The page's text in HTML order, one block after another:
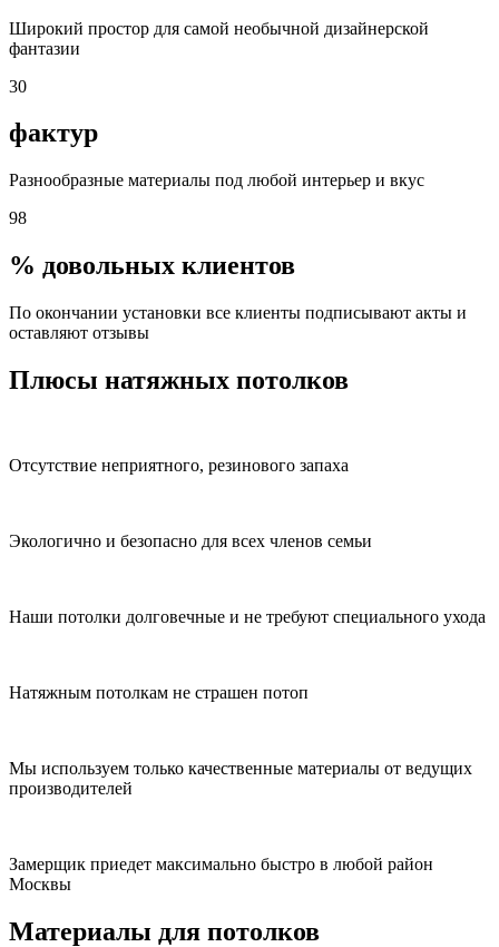
Широкий простор для самой необычной дизайнерской
фантазии
30
фактур
Разнообразные материалы под любой интерьер и вкус
98
% довольных клиентов
По окончании установки все клиенты подписывают акты и
оставляют отзывы
Плюсы натяжных потолков
Отсутствие неприятного, резинового запаха
Экологично и безопасно для всех членов семьи
Наши потолки долговечные и не требуют специального ухода
Натяжным потолкам не страшен потоп
Мы используем только качественные материалы от ведущих
производителей
Замерщик приедет максимально быстро в любой район
Москвы
Материалы для потолков